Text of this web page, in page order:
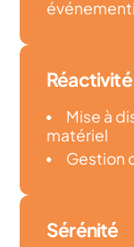
Réactivité
Mise à
matériel
Gestion
Sérénité